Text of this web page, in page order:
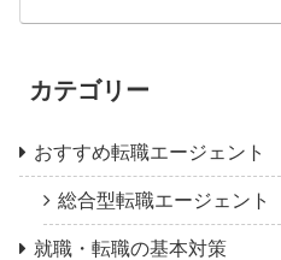
カテゴリー
おすすめ転職エージェント
総合型転職エージェント
就職・転職の基本対策